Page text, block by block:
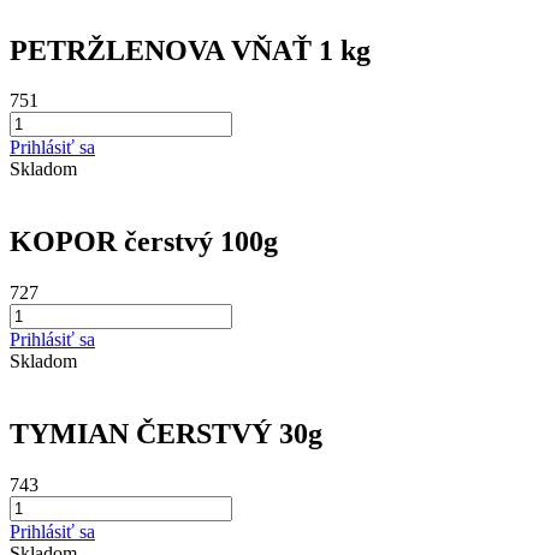
PETRŽLENOVA VŇAŤ 1 kg
751
Prihlásiť sa
Skladom
KOPOR čerstvý 100g
727
Prihlásiť sa
Skladom
TYMIAN ČERSTVÝ 30g
743
Prihlásiť sa